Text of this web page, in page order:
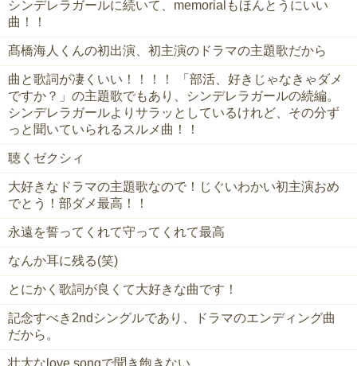
シンデレラガールに続いて、memorialもほんとうにいい
曲！！
髙橋海人くんの初出演、初主演のドラマの主題歌だから
曲と歌詞が凄くいい！！！！ 「部活、好きじゃなきゃダメ
ですか？」の主題歌でもあり、シンデレラガールの続編。
シンデレラガールよりサラッとしているけれど、その分ず
っと聞いていられるスルメ曲！！
聴くゼクシィ
大好きなドラマの主題歌なので！じぐいわかい初主演おめ
でとう！部ダメ最高！！
永遠を誓ってくれて守ってくれて最高
なんか耳に残る(笑)
とにかく歌詞が良くて大好きな曲です！
記念すべき2ndシングルであり、ドラマのエンディング曲
だから。